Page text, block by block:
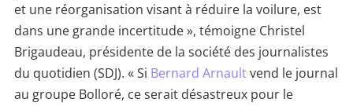
et une réorganisation visant à réduire la voilure, est
dans une grande incertitude », témoigne Christel
Brigaudeau, présidente de la société des journalistes
du quotidien (SDJ). « Si Bernard Arnaultvend le journal
au groupe Bolloré, ce serait désastreux pour le